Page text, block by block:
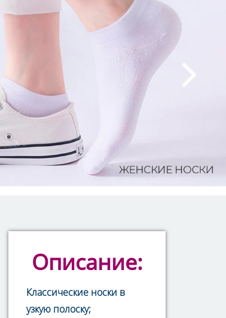
Описание:
Классические носки в
узкую полоску;